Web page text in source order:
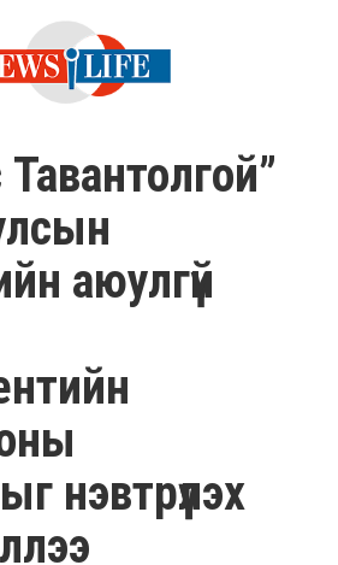
аюулгүй
нэвтрүүлэх